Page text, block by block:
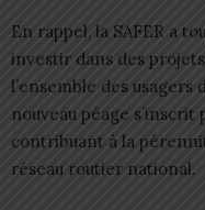
En rappel, la SAFER a
investir dans des
l’ensemble des usagers
nouveau péage
contribuant à la
réseau routier national.